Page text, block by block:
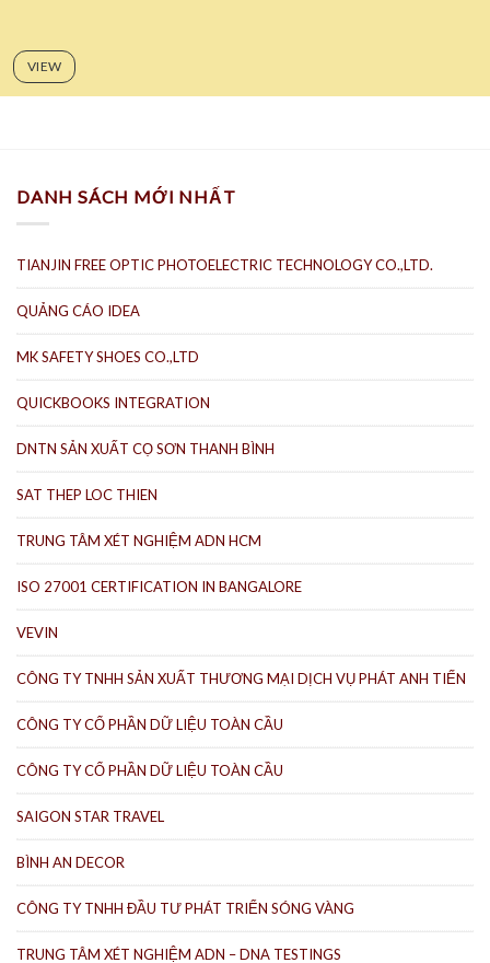
VIEW
DANH SÁCH MỚI NHẤT
TIANJIN FREE OPTIC PHOTOELECTRIC TECHNOLOGY CO.,LTD.
QUẢNG CÁO IDEA
MK SAFETY SHOES CO.,LTD
QUICKBOOKS INTEGRATION
DNTN SẢN XUẤT CỌ SƠN THANH BÌNH
SAT THEP LOC THIEN
TRUNG TÂM XÉT NGHIỆM ADN HCM
ISO 27001 CERTIFICATION IN BANGALORE
VEVIN
CÔNG TY TNHH SẢN XUẤT THƯƠNG MẠI DỊCH VỤ PHÁT ANH TIẾN
CÔNG TY CỔ PHẦN DỮ LIỆU TOÀN CẦU
CÔNG TY CỔ PHẦN DỮ LIỆU TOÀN CẦU
SAIGON STAR TRAVEL
BÌNH AN DECOR
CÔNG TY TNHH ĐẦU TƯ PHÁT TRIỂN SÓNG VÀNG
TRUNG TÂM XÉT NGHIỆM ADN – DNA TESTINGS